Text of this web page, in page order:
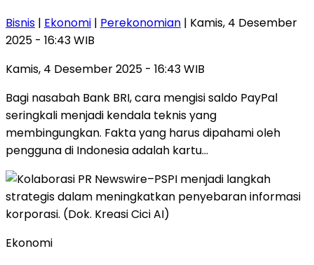
Bisnis | Ekonomi | Perekonomian | Kamis, 4 Desember
2025 - 16:43 WIB
Kamis, 4 Desember 2025 - 16:43 WIB
Bagi nasabah Bank BRI, cara mengisi saldo PayPal
seringkali menjadi kendala teknis yang
membingungkan. Fakta yang harus dipahami oleh
pengguna di Indonesia adalah kartu…
Ekonomi